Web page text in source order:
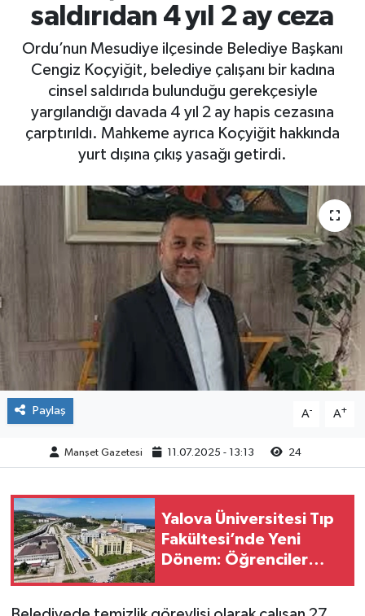
saldırıdan 4 yıl 2 ay ceza
Ordu’nun Mesudiye ilçesinde Belediye Başkanı
Cengiz Koçyiğit, belediye çalışanı bir kadına
cinsel saldırıda bulunduğu gerekçesiyle
yargılandığı davada 4 yıl 2 ay hapis cezasına
çarptırıldı. Mahkeme ayrıca Koçyiğit hakkında
yurt dışına çıkış yasağı getirdi.
Paylaş A- A+
Manşet Gazetesi 11.07.2025 - 13:13 24
Yalova Üniversitesi Tıp
Fakültesi’nde Yeni
Dönem: Öğrenciler
Yaşam